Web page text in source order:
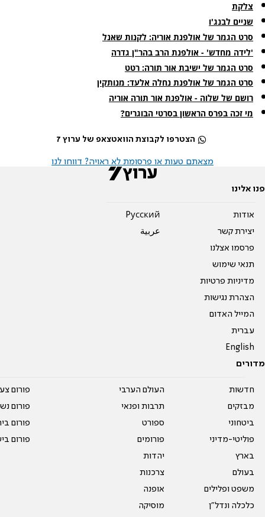
צלקת
שניים לבנג'ו
סרט הגמר של אולפנת אוריה: לקנות שאנל
'לידה מחדש' - אולפנת הרב בהר"ן גדרה
סרט הגמר של ישיבת אור תורה: רטט
סרט הגמר של אולפנת נחלה אלעד: מנותקין
רושם של שלוה - אולפנת אור תורה אוריה
מי זכה בפרס הראשון בסרטי הבוגרים?
הצטרפו לקבוצת הוואטצאפ של ערוץ 7
מצאתם טעות או פרסומת לא ראויה? דווחו לנו
פנו אלינו
אודות
יצירת קשר
פרסמו אצלנו
תנאי שימוש
מדיניות פרטיות
הצהרת נגישות
המייל האדום
עברית
English
Pусский
عربية
מדורים
חדשות
מבזקים
ביטחוני
פוליטי-מדיני
בארץ
בעולם
משפט ופלילים
כלכלה ונדל"ן
העולם הערבי
תרבות ופנאי
ספורט
פורומים
יהדות
צרכנות
אופנה
מוסיקה
פורום
פורום
פורום
פורום